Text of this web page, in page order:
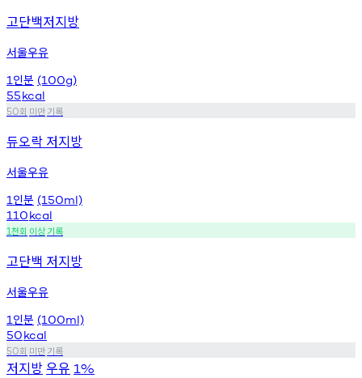
고단백저지방
서울우유
1 인분 (100g)
55kcal
50회 미만기록
듀오락 저지방
서울우유
1 인분 (150ml)
110kcal
1천회 이상기록
고단백 저지방
서울우유
1 인분 (100ml)
50kcal
50회 미만기록
저지방 우유 1%